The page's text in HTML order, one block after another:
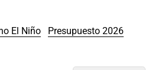
El Niño Presupuesto 2026